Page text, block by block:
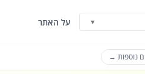
▼ על האתר
נוספות →